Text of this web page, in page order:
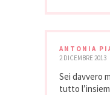
ANTONIA
2 DICEMBRE 2013
Sei davvero
tutto